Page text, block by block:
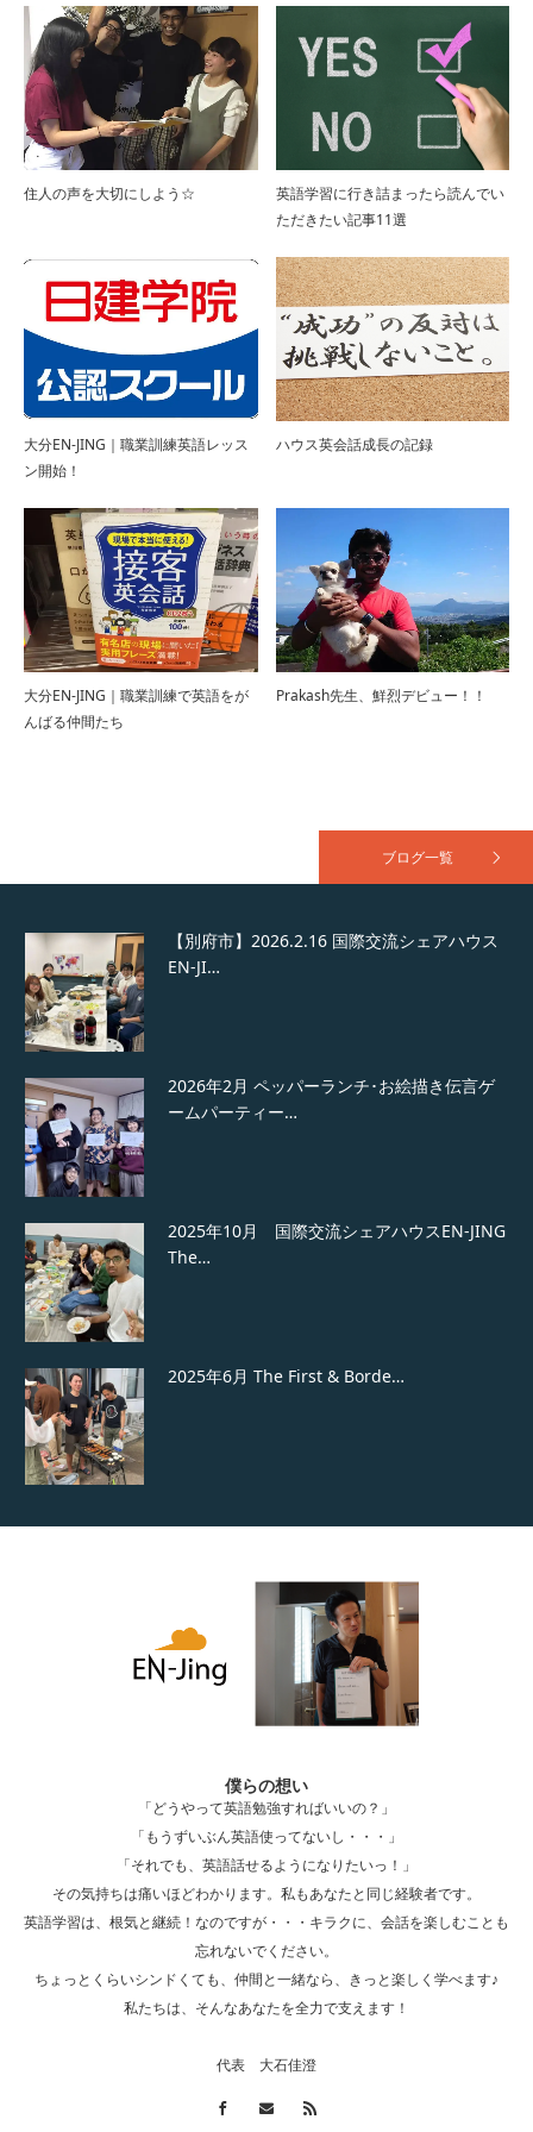
住人の声を大切にしよう☆
英語学習に行き詰まったら読んでい
ただきたい記事11選
大分EN-JING｜職業訓練英語レッス
ン開始！
ハウス英会話成長の記録
大分EN-JING｜職業訓練で英語をが
んばる仲間たち
Prakash先生、鮮烈デビュー！！
ブログ一覧
国際交流シェアハウスBorderlessでクリスマ
The Borderless入居者卒業パーティー！！
202…
The Borderless 餃子パーティー！！ 2023
年…
The Borderless & The Firs…
【別府市】2026.2.16 国際交流シェアハウス
EN-JI…
2026年2月 ペッパーランチ･お絵描き伝言ゲ
ームパーティー…
2025年10月 国際交流シェアハウスEN-JING
The…
2025年6月 The First & Borde…
2025年7月 クリス送別会 at 国際交流シェア
国際交流シェアハウスBorderlessでウェルカ
ムパーティ…
国際交流シェアハウスBorderlessで朝食会
&…
国際交流シェアハウスBorderlessでクリスマ
スパーティ…
The Borderless入居者卒業パーティー！！
僕らの想い
「どうやって英語勉強すればいいの？」
「もうずいぶん英語使ってないし・・・」
「それでも、英語話せるようになりたいっ！」
その気持ちは痛いほどわかります。私もあなたと同じ経験者です。
英語学習は、根気と継続！なのですが・・・キラクに、会話を楽しむことも
忘れないでください。
ちょっとくらいシンドくても、仲間と一緒なら、きっと楽しく学べます♪
私たちは、そんなあなたを全力で支えます！
代表 大石佳澄